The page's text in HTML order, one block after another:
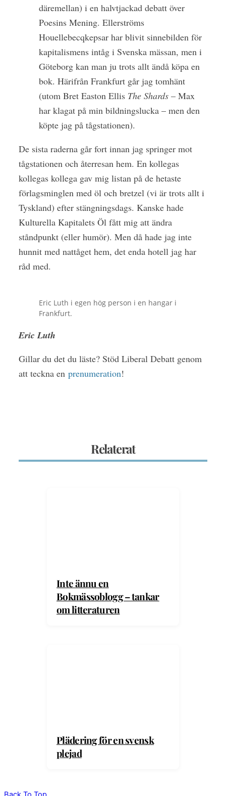
däremellan) i en halvtjackad debatt över
Poesins Mening. Ellerströms
Houellebecqkepsar har blivit sinnebilden för
kapitalismens intåg i Svenska mässan, men i
Göteborg kan man ju trots allt ändå köpa en
bok. Härifrån Frankfurt går jag tomhänt
(utom Bret Easton Ellis The Shards– Max
har klagat på min bildningslucka – men den
köpte jag på tågstationen).
De sista raderna går fort innan jag springer mot
tågstationen och återresan hem. En kollegas
kollegas kollega gav mig listan på de hetaste
förlagsminglen med öl och bretzel (vi är trots allt i
Tyskland) efter stängningsdags. Kanske hade
Kulturella Kapitalets Öl fått mig att ändra
ståndpunkt (eller humör). Men då hade jag inte
hunnit med nattåget hem, det enda hotell jag har
råd med.
Eric Luth i egen hög person i en hangar i
Frankfurt.
Eric Luth
Gillar du det du läste? Stöd Liberal Debatt genom
att teckna en prenumeration!
Relaterat
Inte ännu en
Bokmässoblogg – tankar
om litteraturen
Plädering för en svensk
plejad